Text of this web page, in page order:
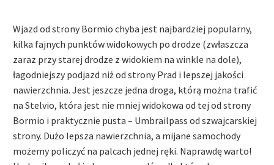
Wjazd od strony Bormio chyba jest najbardziej popularny,
kilka fajnych punktów widokowych po drodze (zwłaszcza
zaraz przy starej drodze z widokiem na winkle na dole),
łagodniejszy podjazd niż od strony Prad i lepszej jakości
nawierzchnia. Jest jeszcze jedna droga, którą można trafić
na Stelvio, która jest nie mniej widokowa od tej od strony
Bormio i praktycznie pusta – Umbrailpass od szwajcarskiej
strony. Dużo lepsza nawierzchnia, a mijane samochody
możemy policzyć na palcach jednej ręki. Naprawdę warto!